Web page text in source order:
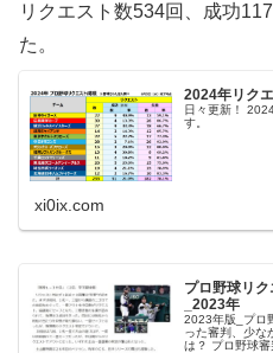
リクエスト数534回、成功
た。
2024年リク
日々更新！
す。
xi0ix.com
プロ野球リ
_2023年
2023年版_プロ
った審判、少な
は？ プロ野球審